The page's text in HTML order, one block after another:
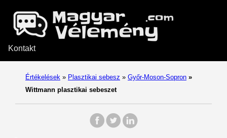
Kontakt
Értékelések » Plasztikai sebesz » Győr-Moson-Sopron »
Wittmann plasztikai sebeszet